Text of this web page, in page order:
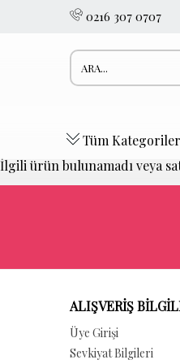
0216 307 0707
Tüm Kategoriler
İlgili ürün bulunamadı veya
ALIŞVERİŞ
Üye Girişi
Sevkiyat Bilgileri